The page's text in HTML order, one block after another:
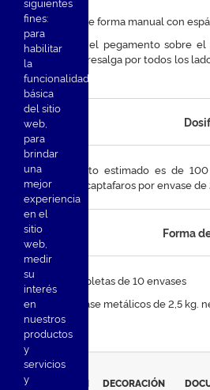
fines:
para
habilitar
la
funcionalidad
básica
del sitio
web
para
brindar
una
mejor
experiencia
en el
sitio
web
medir
su
interés
en
nuestros
productos
y
servicios
y
Se aplica de forma manual con
Depositar el pegamento sobre el
para que sobresalga por todos los
/ ud.
El rendimiento estimado es de
unidades de captafaros por envase de
Forma
Cajas completas de 10 envases
Kit de envase metálicos de 2,5 kg.
SEÑALIZACIÓN DECORACIÓN